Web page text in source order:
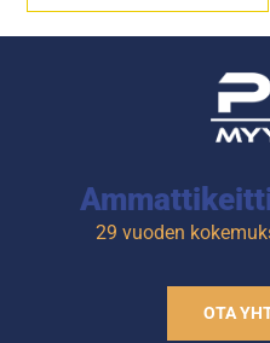
Kylmäallas on GN 1/1
29 vuoden
OTA